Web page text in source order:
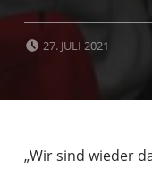
27. JULI 2021
„Wir sind wieder